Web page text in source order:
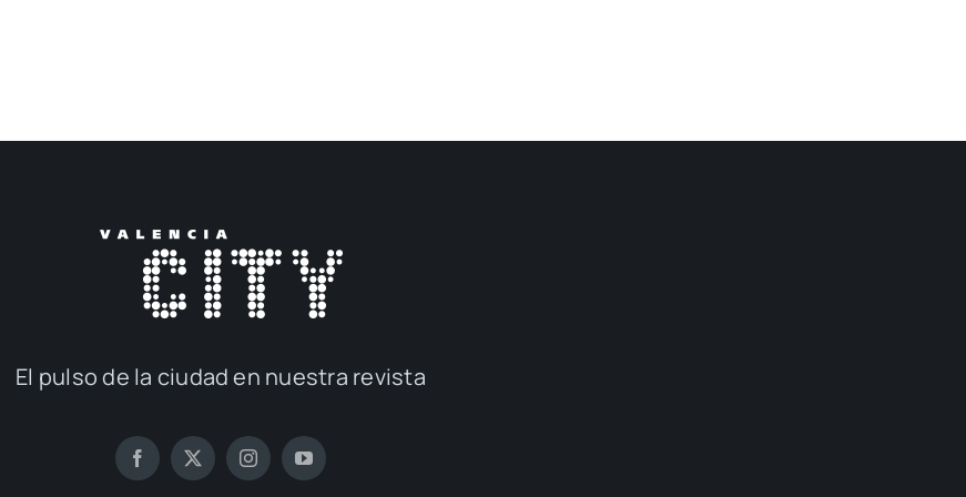
El pul­so de la ciu­dad en nues­tra revis­ta